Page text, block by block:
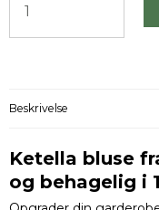
Beskrivelse
Ketella bluse
og behagelig i